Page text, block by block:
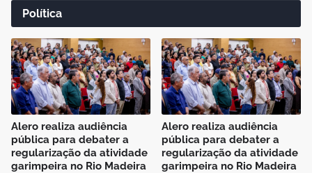
Política
Alero realiza audiência
pública para debater a
regularização da atividade
garimpeira no Rio Madeira
Alero realiza audiência
pública para debater a
regularização da atividade
garimpeira no Rio Madeira